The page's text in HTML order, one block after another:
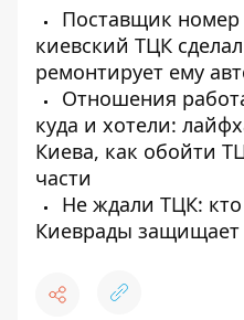
Поставщик номер
киевский ТЦК
ремонтирует ему
Отношения
куда и хотели:
Киева, как обойти
части
Не ждали ТЦК: кто
Киеврады защищает